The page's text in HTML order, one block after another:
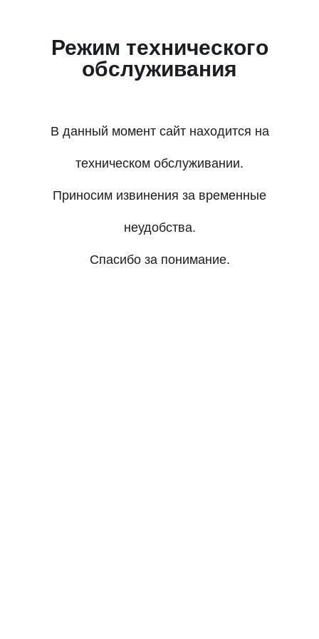
Режим технического
обслуживания
В данный момент сайт находится на
техническом обслуживании.
Приносим извинения за временные
неудобства.
Спасибо за понимание.